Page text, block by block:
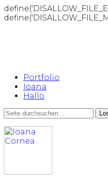
Portfolio
Ioana
Hallo